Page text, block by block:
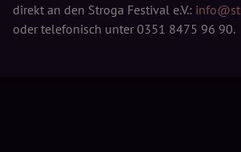
direkt an den Stroga Festival e.V.:
oder telefonisch unter 0351 8475 96 90.